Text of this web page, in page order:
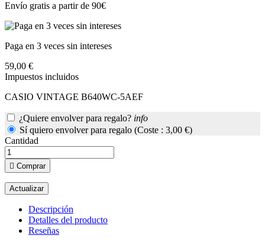
Envío gratis a partir de 90€
Paga en 3 veces sin intereses
59,00 €
Impuestos incluidos
CASIO VINTAGE B640WC-5AEF
¿Quiere envolver para regalo? info
Sí quiero envolver para regalo (Coste : 3,00 €)
Cantidad
 Comprar
Descripción
Detalles del producto
Reseñas